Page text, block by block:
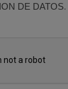
DE DATOS.